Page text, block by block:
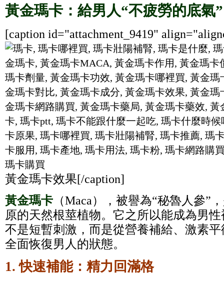
黃金瑪卡：給男人“不疲勞的底氣”
[caption id="attachment_9419"
黃金瑪卡效果[/caption]
黃金瑪卡 （Maca），被譽為“秘魯人參”
原的天然根莖植物。它之所以能成為男
不是短暫刺激，而是從營養補給、激素
全面恢復男人的狀態。
1. 快速補能：精力回滿格